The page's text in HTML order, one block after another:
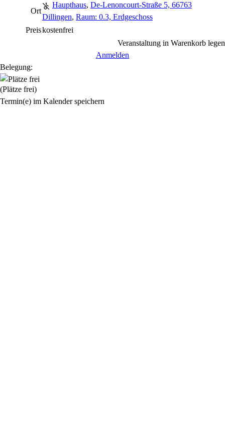
Ort
Haupthaus, De-Lenoncourt-Straße 5, 66763
Dillingen, Raum: 0.3, Erdgeschoss
Preiskostenfrei
Veranstaltung in Warenkorb legen
Anmelden
Belegung:
(Plätze frei)
Termin(e) im Kalender speichern